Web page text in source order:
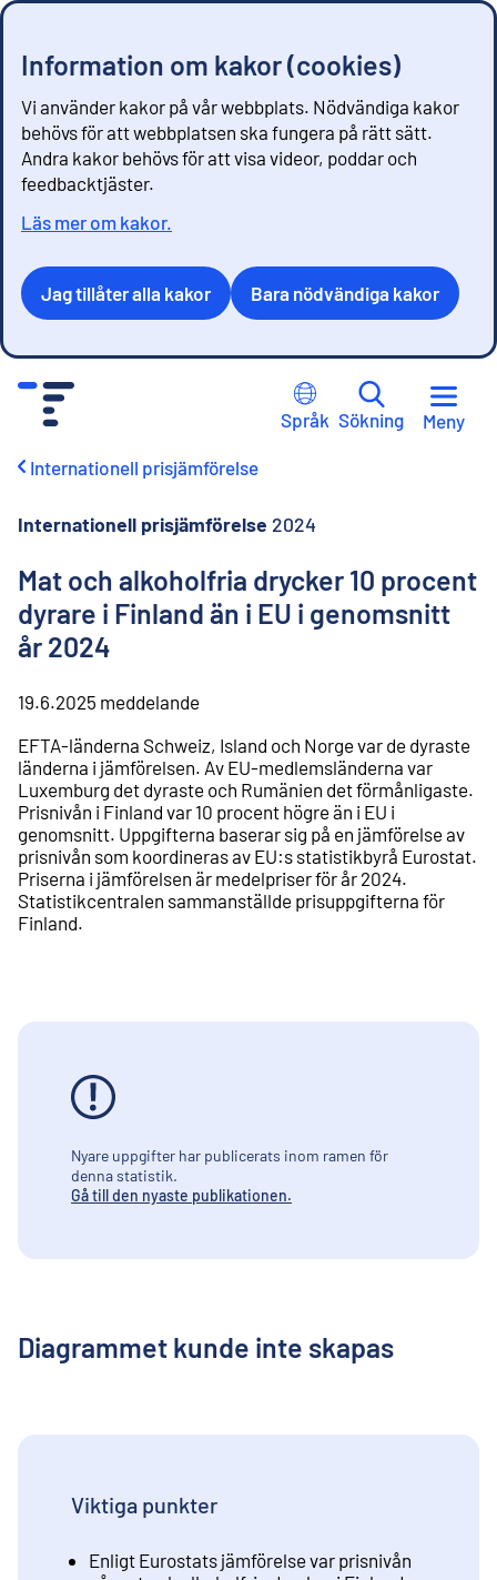
Information om kakor (cookies)
Vi använder kakor på vår webbplats. Nödvändiga kakor
behövs för att webbplatsen ska fungera på rätt sätt.
Andra kakor behövs för att visa videor, poddar och
feedbacktjäster.
Läs mer om kakor.
Jag tillåter alla kakor Bara nödvändiga kakor
Språk Sökning Meny
Internationell prisjämförelse
Internationell prisjämförelse 2024
Mat och alkoholfria drycker 10 procent
dyrare i Finland än i EU i genomsnitt
år 2024
19.6.2025 meddelande
EFTA-länderna Schweiz, Island och Norge var de dyraste
länderna i jämförelsen. Av EU-medlemsländerna var
Luxemburg det dyraste och Rumänien det förmånligaste.
Prisnivån i Finland var 10 procent högre än i EU i
genomsnitt. Uppgifterna baserar sig på en jämförelse av
prisnivån som koordineras av EU:s statistikbyrå Eurostat.
Priserna i jämförelsen är medelpriser för år 2024.
Statistikcentralen sammanställde prisuppgifterna för
Finland.
Nyare uppgifter har publicerats inom ramen för
denna statistik.
Gå till den nyaste publikationen.
Diagrammet kunde inte skapas
Viktiga punkter
Enligt Eurostats jämförelse var prisnivån